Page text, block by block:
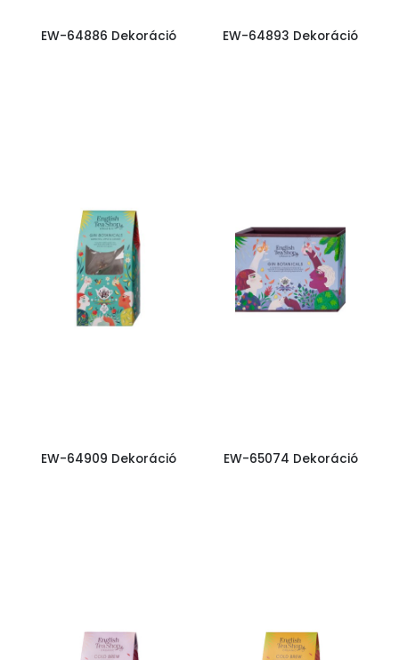
EW-64886 Dekoráció EW-64893 Dekoráció
EW-64909 Dekoráció EW-65074 Dekoráció